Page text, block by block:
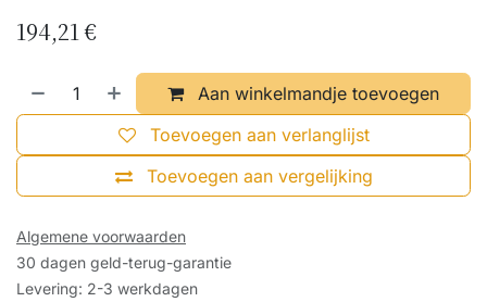
194,21€
Aan winkelmandje toevoegen
Toevoegen aan vergelijking
Toevoegen aan verlanglijst
Algemene voorwaarden
30 dagen geld-terug-garantie
Levering: 2-3 werkdagen